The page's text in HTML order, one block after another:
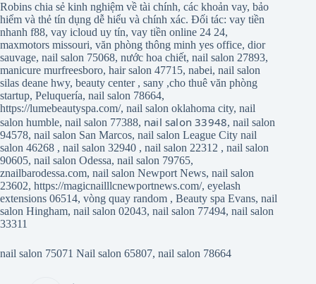
Robins chia sẻ kinh nghiệm về tài chính, các khoản vay, bảo
hiểm và thẻ tín dụng dễ hiểu và chính xác. Đối tác: vay tiền
nhanh f88, vay icloud uy tín, vay tiền online 24 24,
maxmotors missouri, văn phòng thông minh yes office, dior
sauvage, nail salon 75068, nước hoa chiết, nail salon 27893,
manicure murfreesboro, hair salon 47715, nabei, nail salon
silas deane hwy, beauty center, sany ,cho thuê văn phòng
startup, Peluquería, nail salon 78664,
https://lumebeautyspa.com/, nail salon oklahoma city, nail
salon humble, nail salon 77388, nail salon 33948,nail salon
94578, nail salon San Marcos, nail salon League City nail
salon 46268 , nail salon 32940 , nail salon 22312 , nail salon
90605, nail salon Odessa, nail salon 79765,
znailbarodessa.com, nail salon Newport News, nail salon
23602, https://magicnailllcnewportnews.com/, eyelash
extensions 06514, vòng quay random , Beauty spa Evans, nail
salon Hingham, nail salon 02043, nail salon 77494, nail salon
33311
nail salon 75071 Nail salon 65807, nail salon 78664